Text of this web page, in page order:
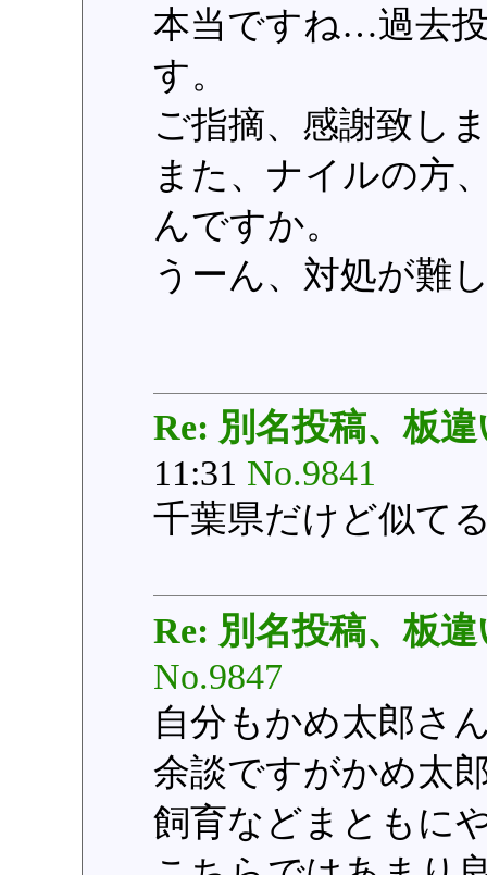
本当ですね…過去
す。
ご指摘、感謝致し
また、ナイルの方
んですか。
うーん、対処が難
Re: 別名投稿、板違
11:31 No.9841
千葉県だけど似て
Re: 別名投稿、板違
No.9847
自分もかめ太郎さ
余談ですがかめ太
飼育などまともに